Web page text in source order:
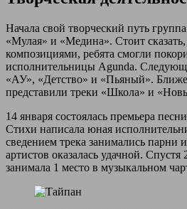
Начала свой творческий путь
«Мулая» и «Медина». Стоит
композициями, ребята смогли
исполнительницы Agunda.
«АУ», «Детство» и «Пьяный».
представили треки «Школа» и
14 января состоялась премьера
Стихи написала юная
сведением трека занимались парни
артистов оказалась удачной.
занимала 1 место в музыкальном